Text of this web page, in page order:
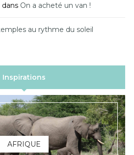
dans On a acheté un van !
au rythme du soleil
Inspirations
AFRIQUE